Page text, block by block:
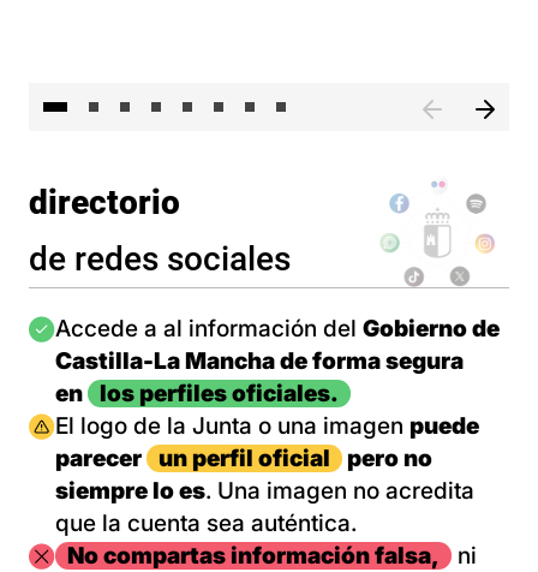
directorio
de redes sociales
Imagen
Accede a al información del Gobierno de
Castilla-La Mancha de forma segura
en
los perfiles oficiales.
Imagen
El logo de la Junta o una imagen puede
parecer
un perfil oficial
pero no
siempre lo es. Una imagen no acredita
que la cuenta sea auténtica.
ImagenNo compartas información falsa,
ni